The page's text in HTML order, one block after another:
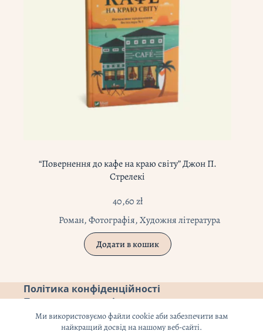
Ми використовуємо файли cookie аби забезпечити вам
найкращий досвід на нашому веб-сайті.
“Повернення до кафе на краю світу” Джон П.
Стрелекі
40,60zł
Роман,Фотографія,Художня література
Додати в кошик
Політика конфіденційності
Повернення коштів